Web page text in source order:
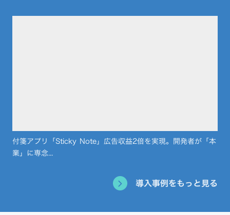
付箋アプリ「Sticky Note」広告収益2倍を実現。開発者が「本
業」に専念...
導入事例をもっと見る